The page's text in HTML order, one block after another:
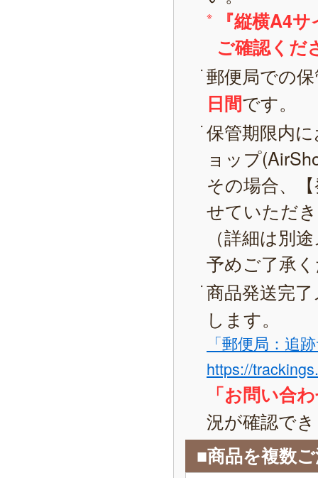
『縦横A4
ご確認くだ
郵便局での
日間です。
保管期限内
ョップ
その場合、
せていただ
（詳細は別
予めご了承
商品発送完
します。
「郵便局：追
https://
「お問い合
況が確認で
■商品を複数